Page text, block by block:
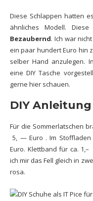
Diese Schlappen hatten
ähnliches Modell.
Bezaubernd. Ich war
ein paar hundert Euro hin
selber Hand anzulegen.
eine DIY Tasche
gerne hier schauen.
DIY Anleitung
Für die Sommerlatschen
5, — Euro . Im Stoffladen
Euro. Klettband für ca.
ich mir das Fell gleich in
rosa.